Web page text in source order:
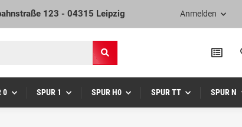
123 - 04315 Leipzig Anmelden
0 SPUR 1 SPUR H0 SPUR TT SPUR N